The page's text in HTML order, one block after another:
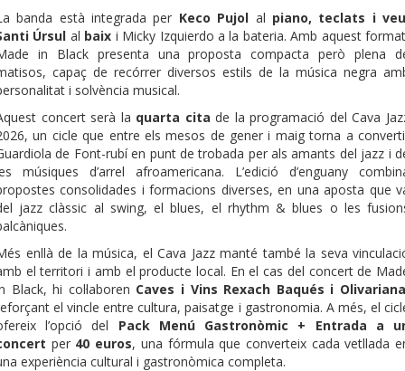
banda està integrada per Keco Pujol al piano, teclats i
Úrsul al baix i Micky Izquierdo a la bateria. Amb aquest
in Black presenta una proposta compacta però plena
capaç de recórrer diversos estils de la música negra
i solvència musical.
concert serà la quarta cita de la programació del Cava
un cicle que entre els mesos de gener i maig torna a
de Font-rubí en punt de trobada per als amants del jazz i
músiques d’arrel afroamericana. L’edició d’enguany
consolidades i formacions diverses, en una aposta que
jazz clàssic al swing, el blues, el rhythm & blues o les
enllà de la música, el Cava Jazz manté també la seva
el territori i amb el producte local. En el cas del concert de
Black, hi col·laboren Caves i Vins Rexach Baqués i
el vincle entre cultura, paisatge i gastronomia. A més, el
l’opció del Pack Menú Gastronòmic + Entrada a
per 40 euros, una fórmula que converteix cada vetllada
experiència cultural i gastronòmica completa.